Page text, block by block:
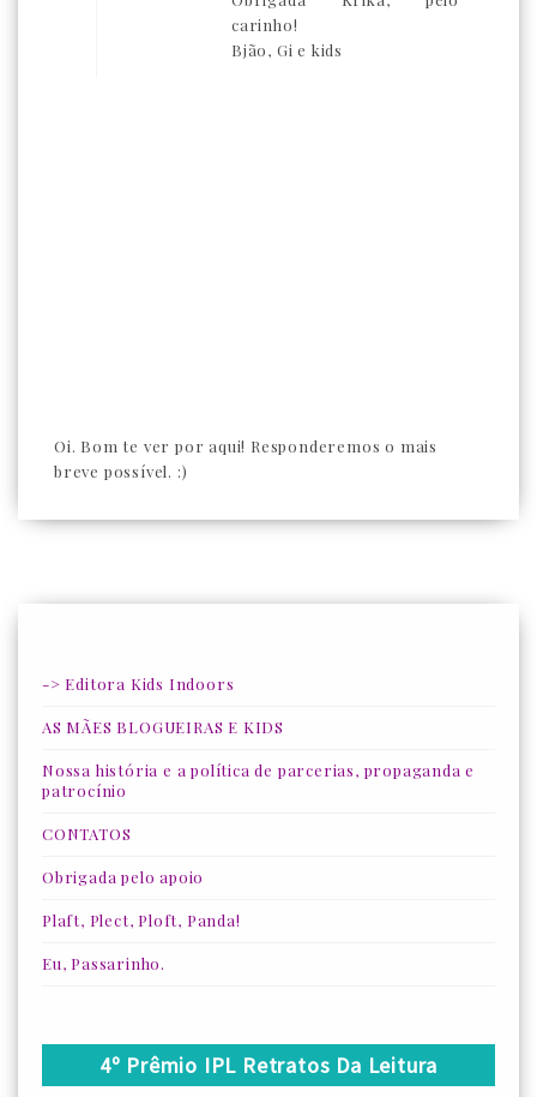
carinho!
Bjão, Gi e kids
Oi. Bom te ver por aqui! Responderemos o mais
breve possível. :)
-> Editora Kids Indoors
AS MÃES BLOGUEIRAS E KIDS
Nossa história e a política de parcerias, propaganda e
patrocínio
CONTATOS
Obrigada pelo apoio
Plaft, Plect, Ploft, Panda!
Eu, Passarinho.
4º Prêmio IPL Retratos Da Leitura